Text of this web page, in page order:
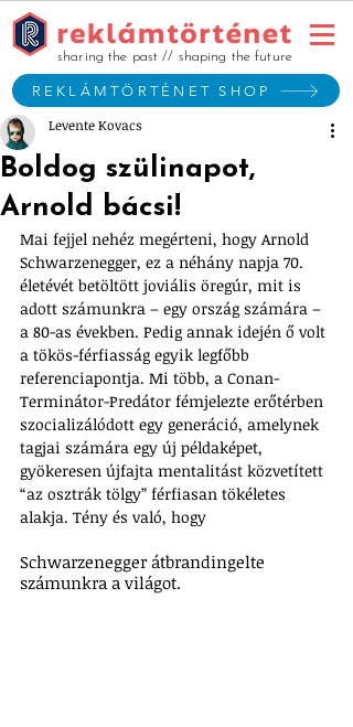
REKLÁMTÖRTÉNET SHOP
sharing the past // shaping the future
Boldog szülinapot,
Arnold bácsi!
Levente Kovacs
Mai fejjel nehéz megérteni, hogy Arnold
Schwarzenegger, ez a néhány napja 70.
életévét betöltött joviális öregúr, mit is
adott számunkra – egy ország számára –
a 80-as években. Pedig annak idején ő volt
a tökös-férfiasság egyik legfőbb
referenciapontja. Mi több, a Conan-
Terminátor-Predátor fémjelezte erőtérben
szocializálódott egy generáció, amelynek
tagjai számára egy új példaképet,
gyökeresen újfajta mentalitást közvetített
“az osztrák tölgy” férfiasan tökéletes
alakja. Tény és való, hogy
Schwarzenegger átbrandingelte
számunkra a világot.